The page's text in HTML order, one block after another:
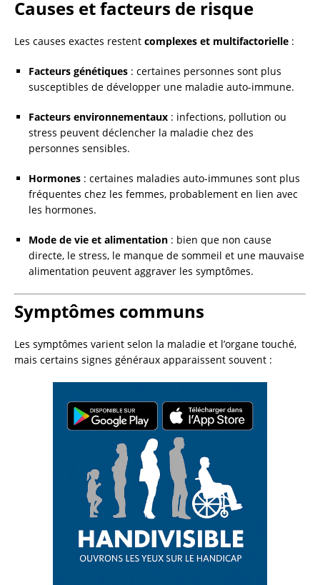
Causes et facteurs de risque
Les causes exactes restent complexes et multifactorielle :
Facteurs génétiques : certaines personnes sont plus
susceptibles de développer une maladie auto-immune.
Facteurs environnementaux : infections, pollution ou
stress peuvent déclencher la maladie chez des
personnes sensibles.
Hormones : certaines maladies auto-immunes sont plus
fréquentes chez les femmes, probablement en lien avec
les hormones.
Mode de vie et alimentation : bien que non cause
directe, le stress, le manque de sommeil et une mauvaise
alimentation peuvent aggraver les symptômes.
Symptômes communs
Les symptômes varient selon la maladie et l’organe touché,
mais certains signes généraux apparaissent souvent :